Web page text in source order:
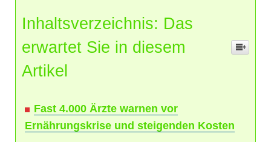
Inhaltsverzeichnis: Das
erwartet Sie in diesem
Artikel
Fast 4.000 Ärzte warnen vor
Ernährungskrise und steigenden Kosten